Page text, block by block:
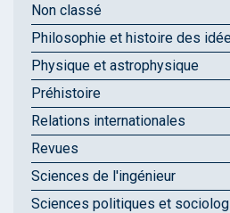
Non classé
Philosophie et histoire des
Physique et astrophysique
Préhistoire
Relations internationales
Revues
Sciences de l'ingénieur
Sciences politiques et